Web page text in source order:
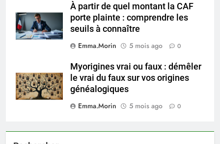
À partir de quel montant la CAF
porte plainte : comprendre les
seuils à connaître
Emma.Morin
5 mois ago 0
Myorigines vrai ou faux : démêler
le vrai du faux sur vos origines
généalogiques
Emma.Morin
5 mois ago 0